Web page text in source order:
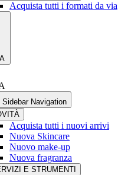
Acquista tutti i formati da
Sidebar Navigation
Acquista tutti i nuovi arrivi
Nuova Skincare
Nuovo make-up
Nuova fragranza
E STRUMENTI